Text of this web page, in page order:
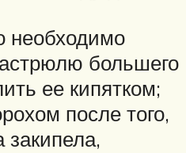
необходимо
большего
ее кипятком;
после того,
закипела,